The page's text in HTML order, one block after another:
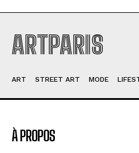
ARTPARIS
ART STREET ART MODE
À PROPOS